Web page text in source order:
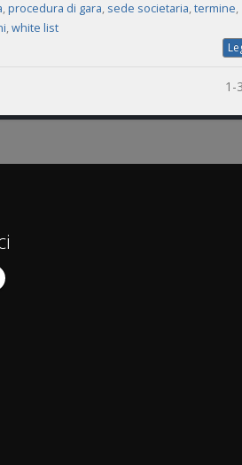
,procedura di gara, sede societaria,termine,
,white list
1-